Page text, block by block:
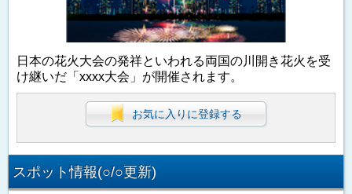
日本の花火大会の発祥といわれる両国の川開き花火を受
け継いだ「xxxx大会」が開催されます。
お気に入りに登録する
スポット情報(○/○更新)